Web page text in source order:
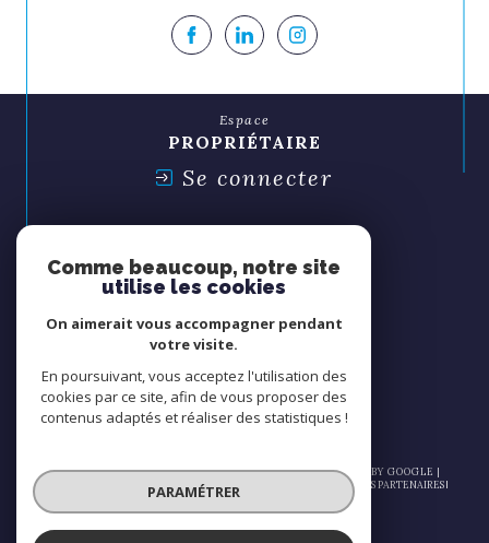
Espace
PROPRIÉTAIRE
Se connecter
Espace
Se connecter
© 2026 | TOUS DROITS RÉSERVÉS | TRADUCTION POWERED BY GOOGLE |
PLAN DU SITE MENTIONS LÉGALES
NOS PARTENAIRES
POLITIQUE RGPD
Comme beaucoup, notre site
utilise les cookies
On aimerait vous accompagner pendant
votre visite.
En poursuivant, vous acceptez l'utilisation des
cookies par ce site, afin de vous proposer des
contenus adaptés et réaliser des statistiques !
PARAMÉTRER